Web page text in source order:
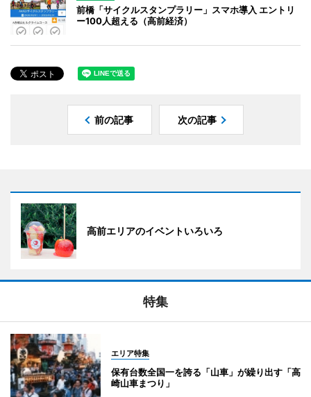
前橋「サイクルスタンプラリー」スマホ導入 エントリ
ー100人超える（高前経済）
前の記事 次の記事
高前エリアのイベントいろいろ
特集
エリア特集
保有台数全国一を誇る「山車」が繰り出す「高
崎山車まつり」